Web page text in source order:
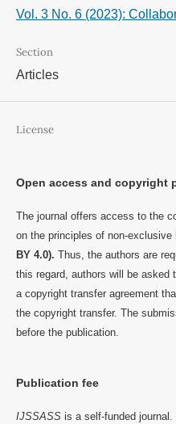
Vol. 3 No. 6 (2023):
Section
Articles
License
Open access and copyright
The journal offers access to the
on the principles of non-exclusive
BY 4.0). Thus, the authors are
this regard, authors will be asked
a copyright transfer agreement
the copyright transfer. The
before the publication.
Publication fee
IJSSASSis a self-funded journal.